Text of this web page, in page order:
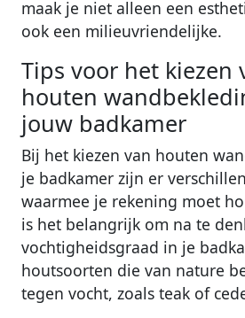
maak je niet alleen een
ook een milieuvriendelijke.
Tips voor het kiezen
houten
jouw badkamer
Bij het kiezen van houten
je badkamer zijn er
waarmee je rekening moet
is het belangrijk om na te
vochtigheidsgraad in je
houtsoorten die van nature
tegen vocht, zoals teak of